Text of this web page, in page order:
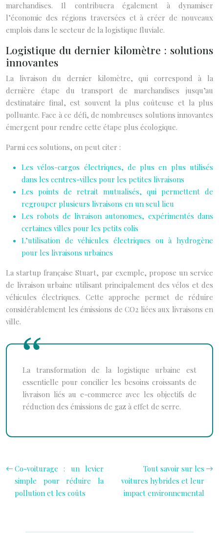
marchandises. Il contribuera également à dynamiser
l’économie des régions traversées et à créer de nouveaux
emplois dans le secteur de la logistique fluviale.
Logistique du dernier kilomètre : solutions
innovantes
La livraison du dernier kilomètre, qui correspond à la
dernière étape du transport de marchandises jusqu’au
destinataire final, est souvent la plus coûteuse et la plus
polluante. Face à ce défi, de nombreuses solutions innovantes
émergent pour rendre cette étape plus écologique.
Parmi ces solutions, on peut citer :
Les vélos-cargos électriques, de plus en plus utilisés
dans les centres-villes pour les petites livraisons
Les points de retrait mutualisés, qui permettent de
regrouper plusieurs livraisons en un seul lieu
Les robots de livraison autonomes, expérimentés dans
certaines villes pour les petits colis
L’utilisation de véhicules électriques ou à hydrogène
pour les livraisons urbaines
La startup française Stuart, par exemple, propose un service
de livraison urbaine utilisant principalement des vélos et des
véhicules électriques. Cette approche permet de réduire
considérablement les émissions de CO2 liées aux livraisons en
ville.
La transformation de la logistique urbaine est
essentielle pour concilier les besoins croissants de
livraison liés au e-commerce avec les objectifs de
réduction des émissions de gaz à effet de serre.
Co-voiturage : un levier
simple pour réduire la
pollution et les coûts
Tout savoir sur les
voitures hybrides et leur
impact environnemental